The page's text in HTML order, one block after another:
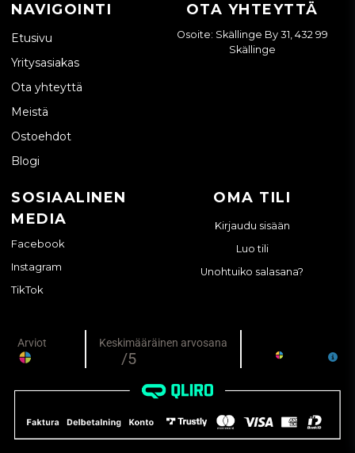
NAVIGOINTI
Etusivu
Yritysasiakas
Ota yhteyttä
Meistä
Ostoehdot
Blogi
OTA YHTEYTTÄ
Osoite: Skällinge By 31, 432 99
Skällinge
SOSIAALINEN
MEDIA
Facebook
Instagram
TikTok
OMA TILI
Kirjaudu sisään
Luo tili
Unohtuiko salasana?